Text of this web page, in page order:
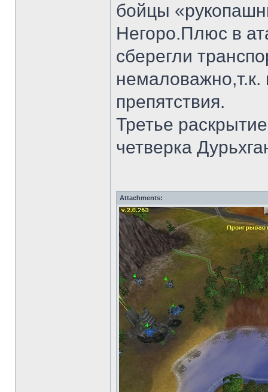
бойцы
Негоро.Плюс в
сберегли
немаловажно,т.к.
препятствия.
Третье
четверка
Attachments: